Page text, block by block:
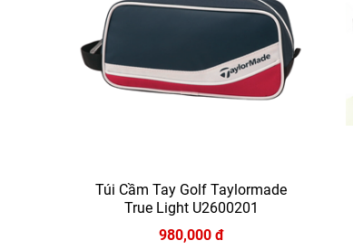
Túi Cầm Tay Golf Taylormade
True Light U2600201
980,000 đ